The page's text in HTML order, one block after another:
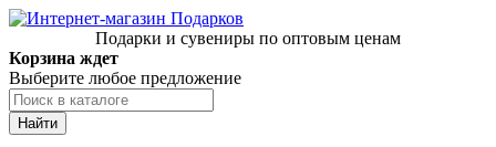
Подарки и сувениры по оптовым ценам
Корзина ждет
Выберите любое предложение
Найти